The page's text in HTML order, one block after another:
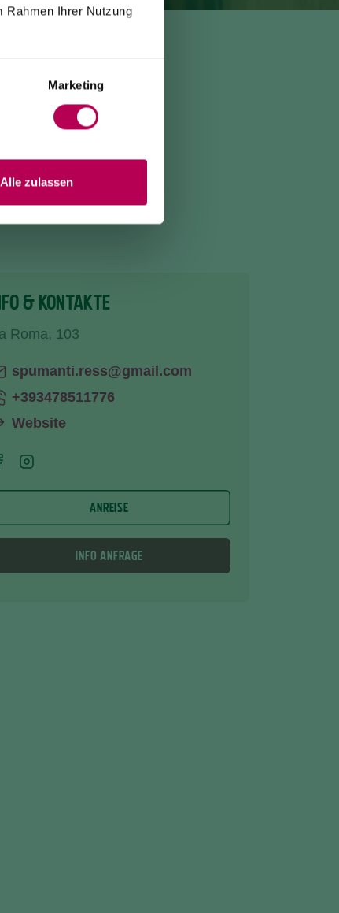
Rahmen Ihrer Nutzung
Marketing
Alle zulassen
& KONTAKTE
Roma, 103
spumanti.ress@gmail.com
+393478511776
Website
ANREISE
INFO ANFRAGE